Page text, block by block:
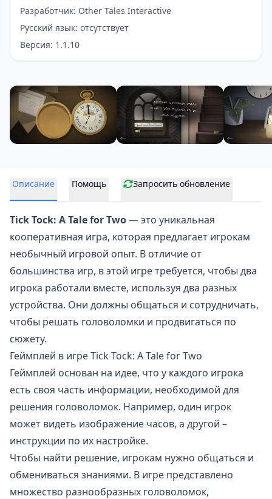
Разработчик: Other Tales Interactive
Русский язык: отсутствует
Версия: 1.1.10
Описание Помощь Запросить обновление
Tick Tock: A Tale for Two— это уникальная
кооперативная игра, которая предлагает игрокам
необычный игровой опыт. В отличие от
большинства игр, в этой игре требуется, чтобы два
игрока работали вместе, используя два разных
устройства. Они должны общаться и сотрудничать,
чтобы решать головоломки и продвигаться по
сюжету.
Геймплей в игре Tick Tock: A Tale for Two
Геймплей основан на идее, что у каждого игрока
есть своя часть информации, необходимой для
решения головоломок. Например, один игрок
может видеть изображение часов, а другой –
инструкции по их настройке.
Чтобы найти решение, игрокам нужно общаться и
обмениваться знаниями. В игре представлено
множество разнообразных головоломок,